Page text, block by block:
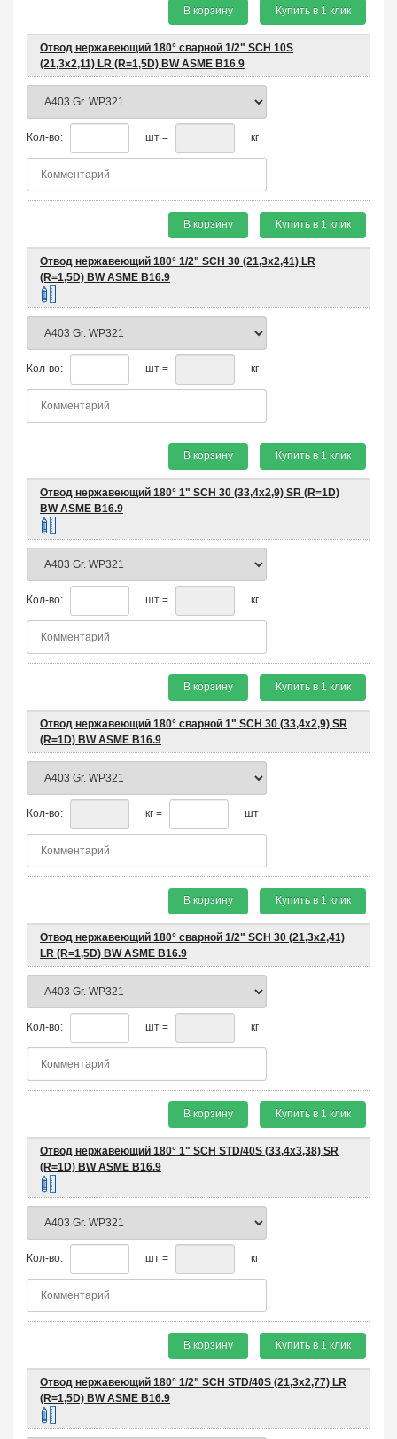
В корзину Купить в 1 клик
Отвод нержавеющий 180° сварной 1/2" SCH 10S
(21,3х2,11) LR (R=1,5D) BW ASME B16.9
Кол-во: шт = кг
В корзину Купить в 1 клик
Отвод нержавеющий 180° 1/2" SCH 30 (21,3х2,41) LR
(R=1,5D) BW ASME B16.9
Кол-во: шт = кг
В корзину Купить в 1 клик
Отвод нержавеющий 180° 1" SCH 30 (33,4х2,9) SR (R=1D)
BW ASME B16.9
Кол-во: шт = кг
В корзину Купить в 1 клик
Отвод нержавеющий 180° сварной 1" SCH 30 (33,4х2,9) SR
(R=1D) BW ASME B16.9
Кол-во: кг = шт
В корзину Купить в 1 клик
Отвод нержавеющий 180° сварной 1/2" SCH 30 (21,3х2,41)
LR (R=1,5D) BW ASME B16.9
Кол-во: шт = кг
В корзину Купить в 1 клик
Отвод нержавеющий 180° 1" SCH STD/40S (33,4х3,38) SR
(R=1D) BW ASME B16.9
Кол-во: шт = кг
В корзину Купить в 1 клик
Отвод нержавеющий 180° 1/2" SCH STD/40S (21,3х2,77) LR
(R=1,5D) BW ASME B16.9